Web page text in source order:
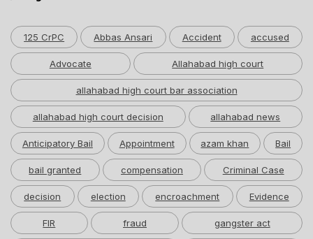
125 CrPC Abbas Ansari Accident accused
Advocate Allahabad high court
allahabad high court bar association
allahabad high court decision allahabad news
Anticipatory Bail Appointment azam khan Bail
bail granted compensation Criminal Case
decision election encroachment Evidence
FIR fraud gangster act